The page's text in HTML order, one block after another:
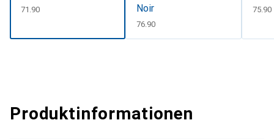
CHF
71.90
Noir
CHF
76.90
CHF
75.90
Produktinformationen